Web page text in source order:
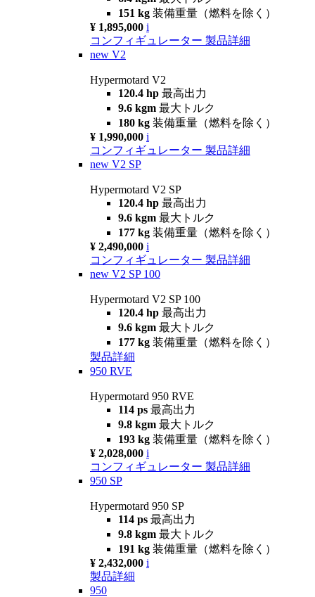
151 kg 装備重量（燃料を除く）
¥ 1,895,000 i
コンフィギュレーター 製品詳細
new V2
Hypermotard V2
120.4 hp 最高出力
9.6 kgm 最大トルク
180 kg 装備重量（燃料を除く）
¥ 1,990,000 i
コンフィギュレーター 製品詳細
new V2 SP
Hypermotard V2 SP
120.4 hp 最高出力
9.6 kgm 最大トルク
177 kg 装備重量（燃料を除く）
¥ 2,490,000 i
コンフィギュレーター 製品詳細
new V2 SP 100
Hypermotard V2 SP 100
120.4 hp 最高出力
9.6 kgm 最大トルク
177 kg 装備重量（燃料を除く）
製品詳細
950 RVE
Hypermotard 950 RVE
114 ps 最高出力
9.8 kgm 最大トルク
193 kg 装備重量（燃料を除く）
¥ 2,028,000 i
コンフィギュレーター 製品詳細
950 SP
Hypermotard 950 SP
114 ps 最高出力
9.8 kgm 最大トルク
191 kg 装備重量（燃料を除く）
¥ 2,432,000 i
製品詳細
950